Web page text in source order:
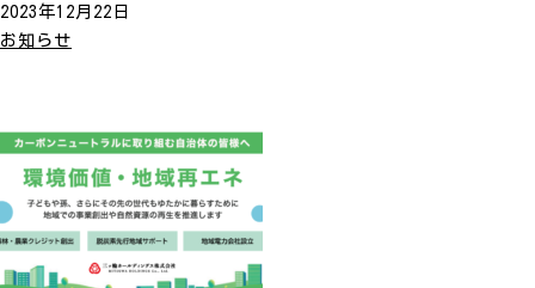
2023年12月22日
お知らせ